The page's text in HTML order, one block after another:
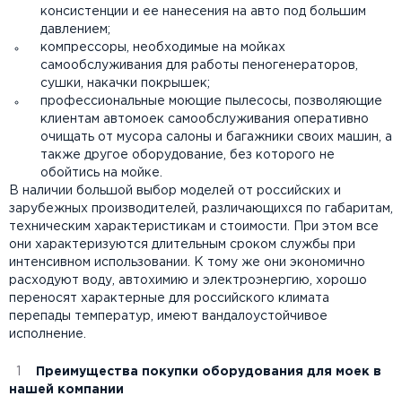
консистенции и ее нанесения на авто под большим
давлением;
компрессоры, необходимые на мойках
самообслуживания для работы пеногенераторов,
сушки, накачки покрышек;
профессиональные моющие пылесосы, позволяющие
клиентам автомоек самообслуживания оперативно
очищать от мусора салоны и багажники своих машин, а
также другое оборудование, без которого не
обойтись на мойке.
В наличии большой выбор моделей от российских и
зарубежных производителей, различающихся по габаритам,
техническим характеристикам и стоимости. При этом все
они характеризуются длительным сроком службы при
интенсивном использовании. К тому же они экономично
расходуют воду, автохимию и электроэнергию, хорошо
переносят характерные для российского климата
перепады температур, имеют вандалоустойчивое
исполнение.
Преимущества покупки оборудования для моек в
нашей компании